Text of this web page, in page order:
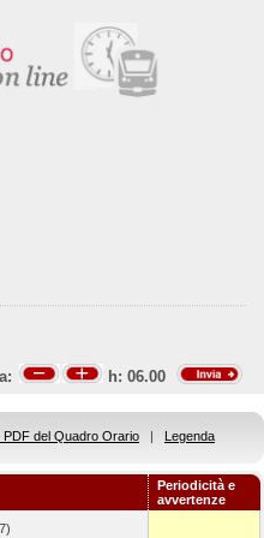
h: 06.00
del Quadro Orario | Legenda
Periodicità e
avvertenze